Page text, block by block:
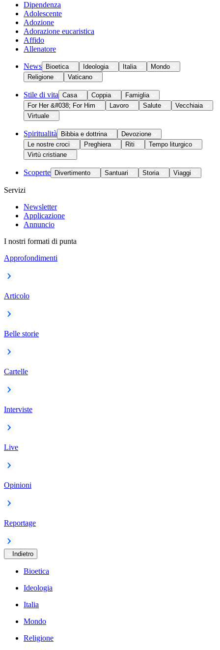
Dipendenza
Adolescente
Adozione
Adorazione eucaristica
Affido
Allenatore
News Bioetica Ideologia Italia
Mondo
Religione
Vaticano
Stile di vita Casa Coppia
Famiglia
For Her &#038; For Him
Lavoro Salute
Vecchiaia
Virtuale
Spiritualità Bibbia e dottrina
Devozione
Le nostre croci
Preghiera Riti
Tempo liturgico
Virtù cristiane
Scoperte Divertimento Santuari Storia Viaggi
Servizi
Newsletter
Applicazione
Annuncio
I nostri formati di punta
Approfondimenti
Articolo
Belle storie
Cartelle
Interviste
Live
Opinioni
Reportage
Indietro
Bioetica
Ideologia
Italia
Mondo
Religione